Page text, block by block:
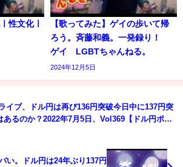
性文化ㅣ
【歌ってみた】ゲイの歩いて帰
ろう。斉藤和義。一発録り！
ゲイ LGBTちゃんねる。
2024年12月5日
イブ、ドル円は再び136円突破今日中に137円突
あるのか？2022年7月5日、Vol369【ドル円ポン
い。ドル円は24年ぶり137円